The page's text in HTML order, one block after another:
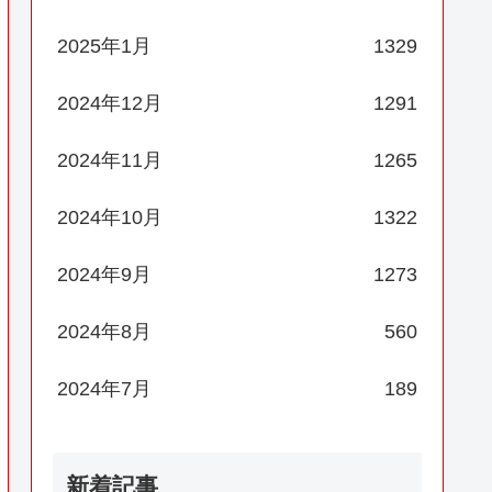
2025年1月 1329
2024年12月 1291
2024年11月 1265
2024年10月 1322
2024年9月 1273
2024年8月 560
2024年7月 189
新着記事